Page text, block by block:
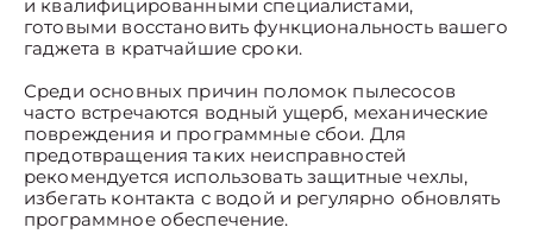
и квалифицированными специалистами,
готовыми восстановить функциональность вашего
гаджета в кратчайшие сроки.
Среди основных причин поломок пылесосов
часто встречаются водный ущерб, механические
повреждения и программные сбои. Для
предотвращения таких неисправностей
рекомендуется использовать защитные чехлы,
избегать контакта с водой и регулярно обновлять
программное обеспечение.